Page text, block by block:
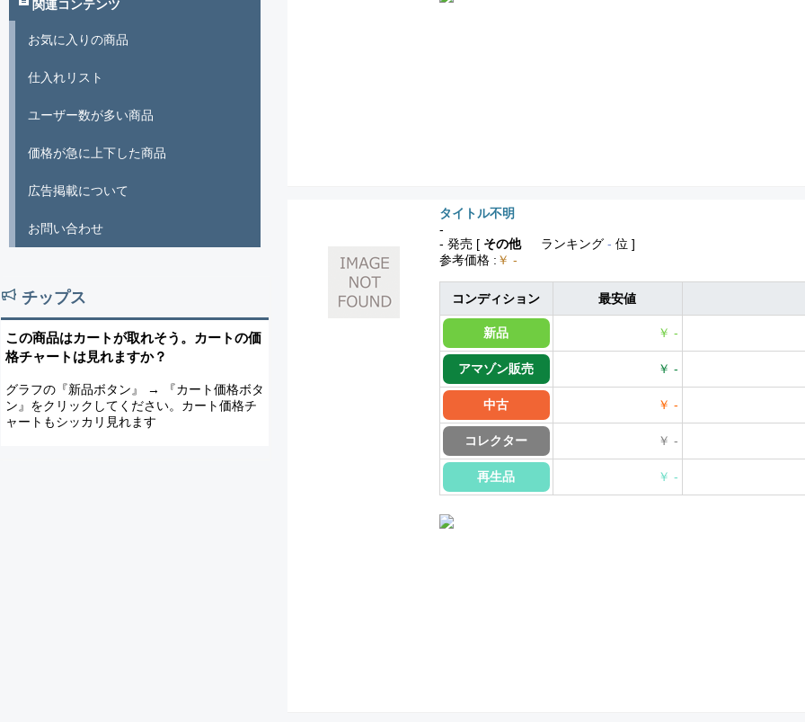
タイトル不明
-
- 発売 [ その他 ランキング - 位 ]
参考価格 : ￥ -
コンディション 最安値
新品 ￥ -
アマゾン販売 ￥ -
中古 ￥ -
コレクター ￥ -
再生品 ￥ -
関連コンテンツ
お気に入りの商品
仕入れリスト
ユーザー数が多い商品
価格が急に上下した商品
広告掲載について
お問い合わせ
チップス
この商品はカートが取れそう。カートの価
格チャートは見れますか？
グラフの『新品ボタン』 → 『カート価格ボタ
ン』をクリックしてください。カート価格チ
ャートもシッカリ見れます